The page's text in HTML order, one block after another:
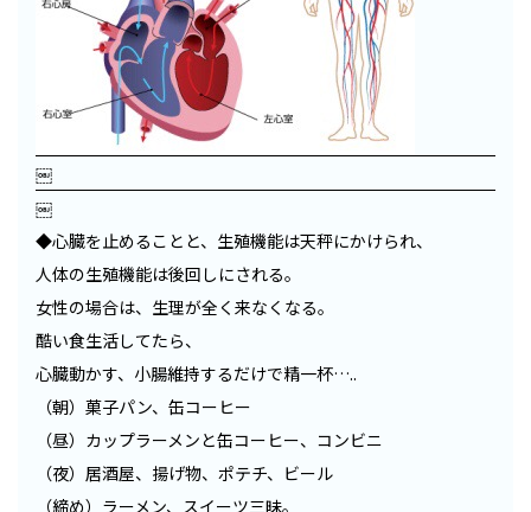
￼
￼
◆心臓を止めることと、生殖機能は天秤にかけられ、
人体の生殖機能は後回しにされる。
女性の場合は、生理が全く来なくなる。
酷い食生活してたら、
心臓動かす、小腸維持するだけで精一杯…..
（朝）菓子パン、缶コーヒー
（昼）カップラーメンと缶コーヒー、コンビニ
（夜）居酒屋、揚げ物、ポテチ、ビール
（締め）ラーメン、スイーツ三昧。